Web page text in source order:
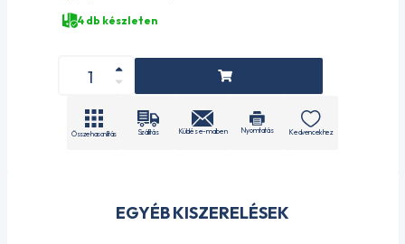
EGYÉB KISZERELÉSEK
4 db készleten
Összehasonlítás Szállítás Küldés e-mailben Nyomtatás Kedvencekhez